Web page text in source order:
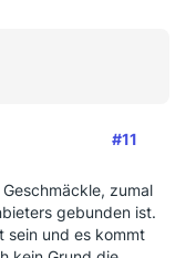
#11
zumal
gebunden ist.
sein und es kommt